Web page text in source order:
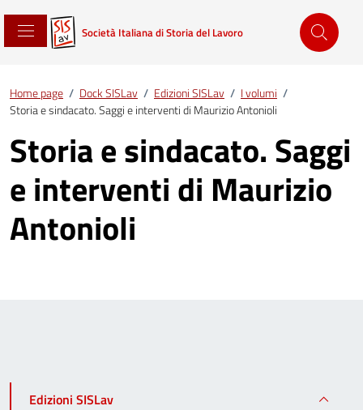
Società Italiana di Storia del Lavoro
Home page / Dock SISLav / Edizioni SISLav / I volumi /
Storia e sindacato. Saggi e interventi di Maurizio Antonioli
Storia e sindacato. Saggi
e interventi di Maurizio
Antonioli
Edizioni SISLav